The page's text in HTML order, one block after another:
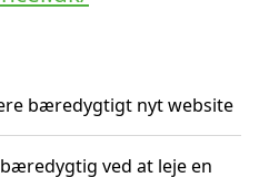
bæredygtigt nyt website
ved at leje en